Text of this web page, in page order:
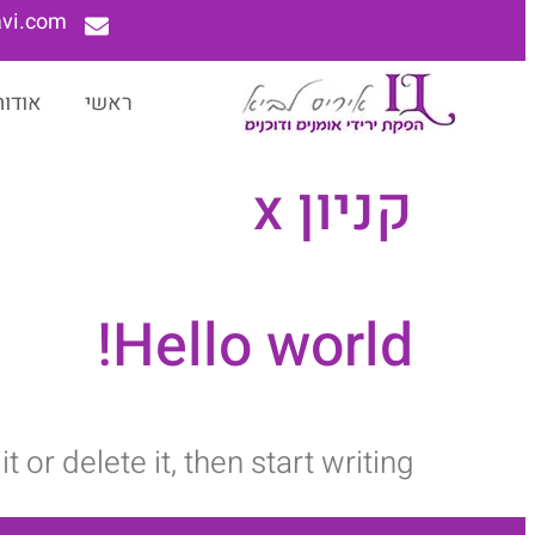
ראשי
קניון x
Hello world!
or delete it, then start writing!